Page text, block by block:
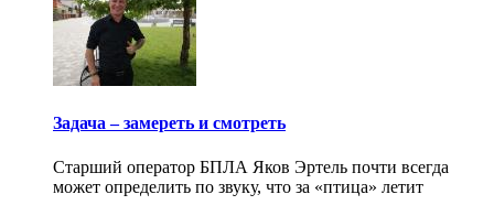
Задача – замереть и смотреть
Старший оператор БПЛА Яков Эртель почти всегда
может определить по звуку, что за «птица» летит